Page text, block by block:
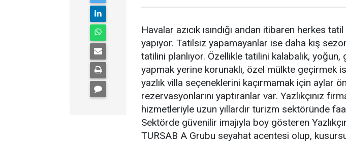
Havalar azıcık ısındığı andan itibaren herkes
yapıyor. Tatilsiz yapamayanlar ise daha kış
tatilini planlıyor. Özellikle tatilini kalabalık,
yapmak yerine korunaklı, özel mülkte geçirmek
yazlık villa seçeneklerini kaçırmamak için aylar
rezervasyonlarını yaptıranlar var. Yazlıkçınız
hizmetleriyle uzun yıllardır turizm sektöründe
Sektörde güvenilir imajıyla boy gösteren
TURSAB A Grubu seyahat acentesi olup,